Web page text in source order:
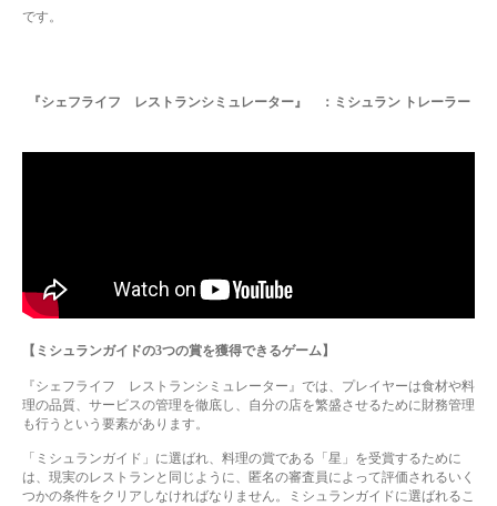
です。
『シェフライフ レストランシミュレーター』 ：ミシュラン トレーラー
【ミシュランガイドの3つの賞を獲得できるゲーム】
『シェフライフ レストランシミュレーター』では、プレイヤーは食材や料
理の品質、サービスの管理を徹底し、自分の店を繁盛させるために財務管理
も行うという要素があります。
「ミシュランガイド」に選ばれ、料理の賞である「星」を受賞するために
は、現実のレストランと同じように、匿名の審査員によって評価されるいく
つかの条件をクリアしなければなりません。ミシュランガイドに選ばれるこ